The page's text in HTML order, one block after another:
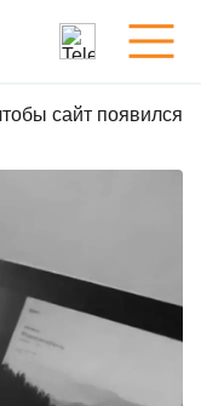
сайт появился